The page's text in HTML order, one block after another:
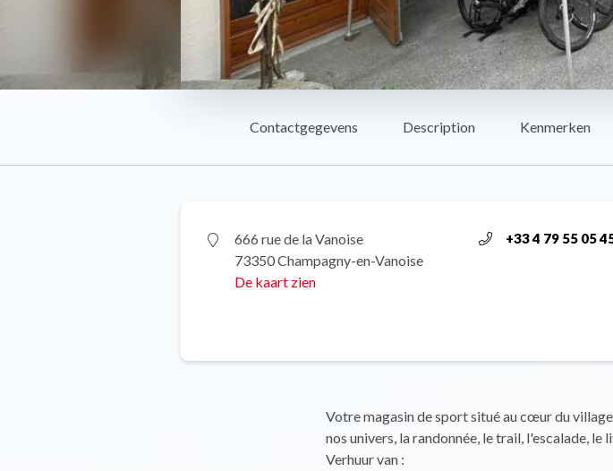
Contactgegevens Description Kenmerken
666 rue de la Vanoise
73350 Champagny-en-Vanoise
De kaart zien
+33 4 79 55 05
Votre magasin de sport situé au cœur du
nos univers, la randonnée, le trail, l'escalade, le
Verhuur van :